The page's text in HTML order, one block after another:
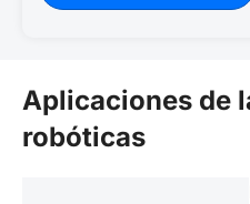
Aplicaciones de
robóticas